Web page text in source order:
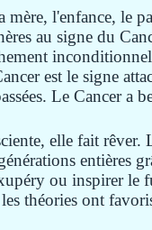
l'enfance, le
au signe du
est le signe
Le Cancer a
elle fait rêver.
entières
ou inspirer le
théories ont